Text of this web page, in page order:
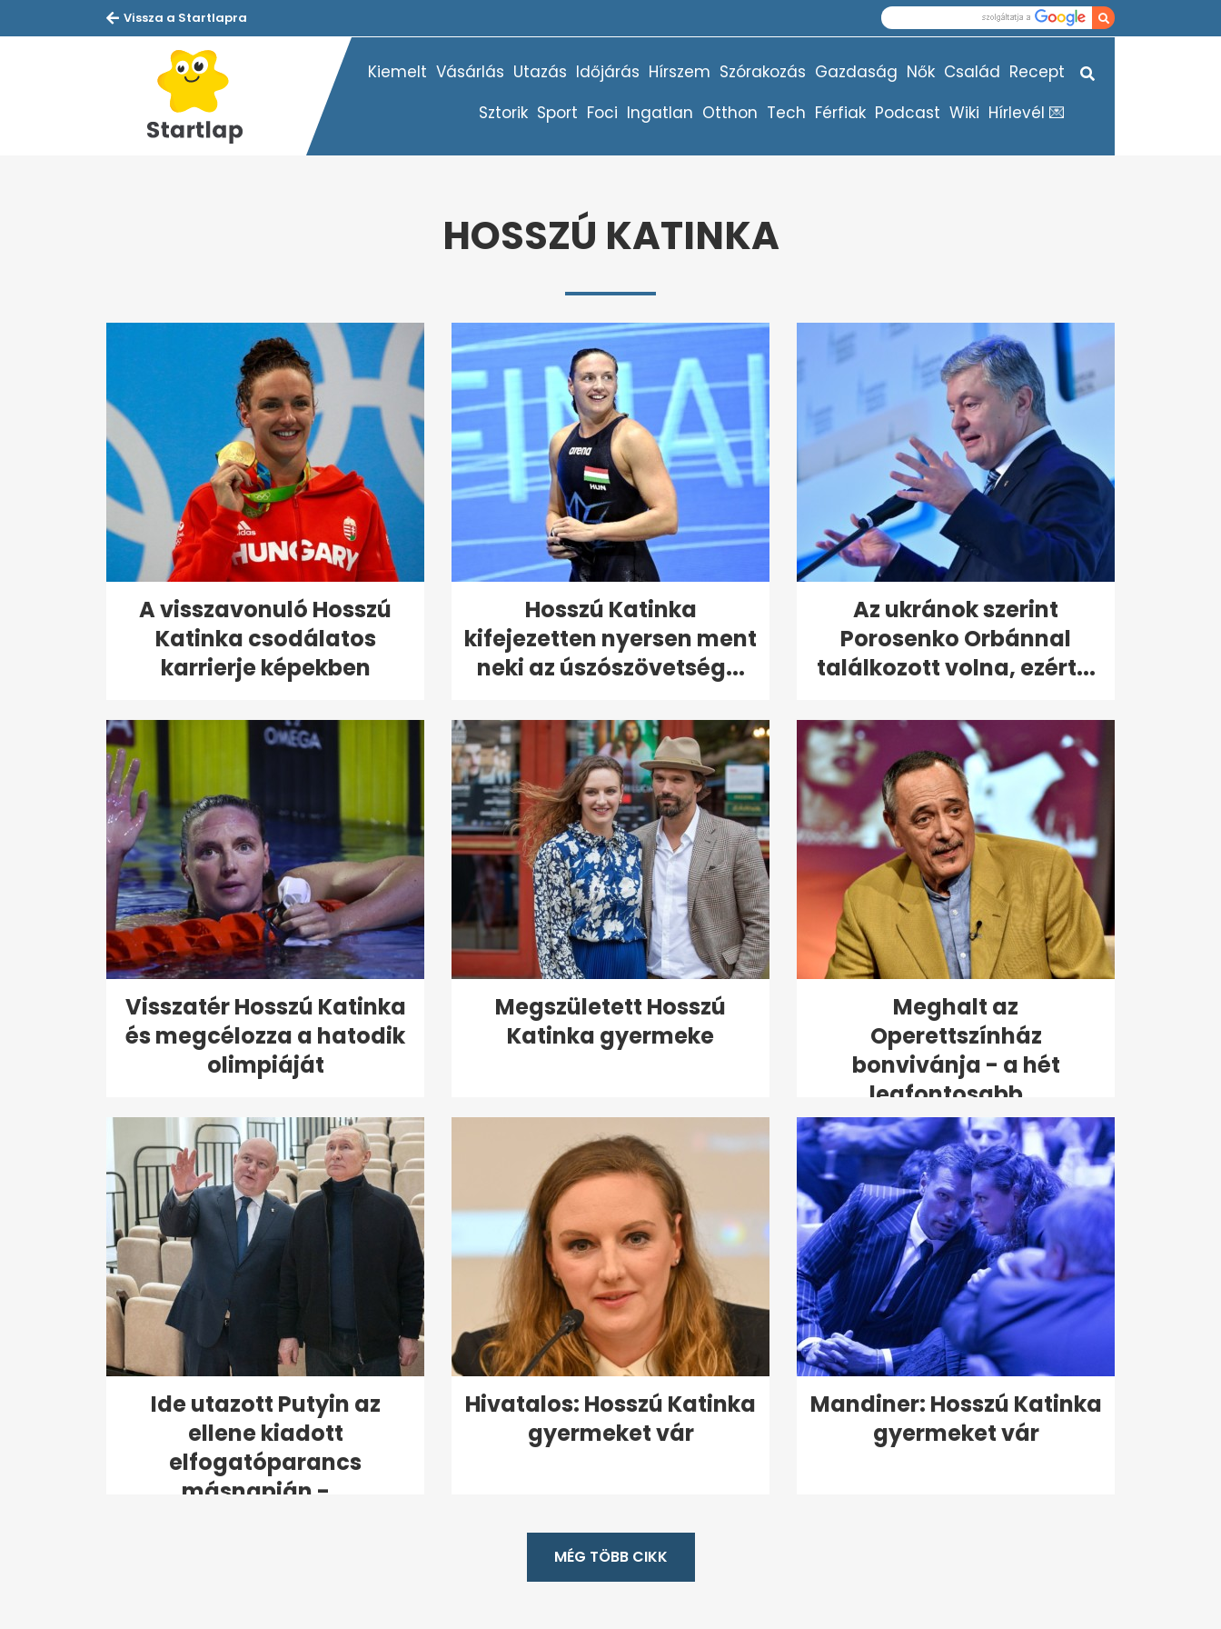
Vissza a Startlapra
Kiemelt Vásárlás Utazás Időjárás Hírszem Szórakozás Gazdaság Nők Család Recept
Sztorik Sport Foci Ingatlan Otthon Tech Férfiak Podcast Wiki Hírlevél 💌
HOSSZÚ KATINKA
A visszavonuló Hosszú
Katinka csodálatos
karrierje képekben
Hosszú Katinka
kifejezetten nyersen ment
neki az úszószövetség...
Az ukránok szerint
Porosenko Orbánnal
találkozott volna, ezért...
Visszatér Hosszú Katinka
és megcélozza a hatodik
olimpiáját
Megszületett Hosszú
Katinka gyermeke
Meghalt az
Operettszínház
bonvivánja - a hét
legfontosabb...
Ide utazott Putyin az
ellene kiadott
elfogatóparancs
másnapján -...
Hivatalos: Hosszú Katinka
gyermeket vár
Mandiner: Hosszú Katinka
gyermeket vár
MÉG TÖBB CIKK